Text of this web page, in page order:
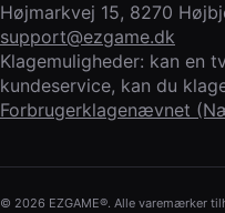
Højmarkvej 15, 8270
support@ezgame.dk
Klagemuligheder: kan en
kundeservice, kan du
Forbrugerklagenævnet
© 2026 EZGAME®. Alle varemærker